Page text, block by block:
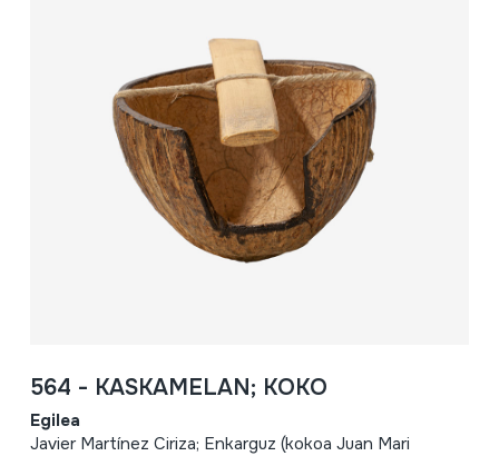
564 - KASKAMELAN; KOKO
Egilea
Javier Martínez Ciriza; Enkarguz (kokoa Juan Mari